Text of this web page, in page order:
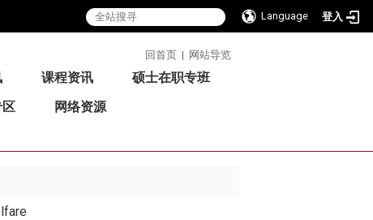
Language 登入
回首页 | 网站导览
课程资讯
硕士在职专班
网络资源